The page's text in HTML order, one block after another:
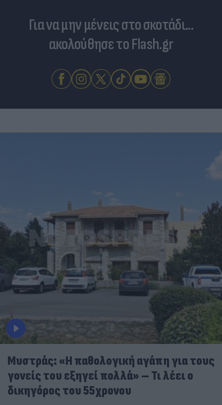
Για να μην μένεις στο σκοτάδι...
ακολούθησε το Flash.gr
Μυστράς: «Η παθολογική αγάπη για τους
γονείς του εξηγεί πολλά» – Τι λέει ο
δικηγόρος του 55χρονου